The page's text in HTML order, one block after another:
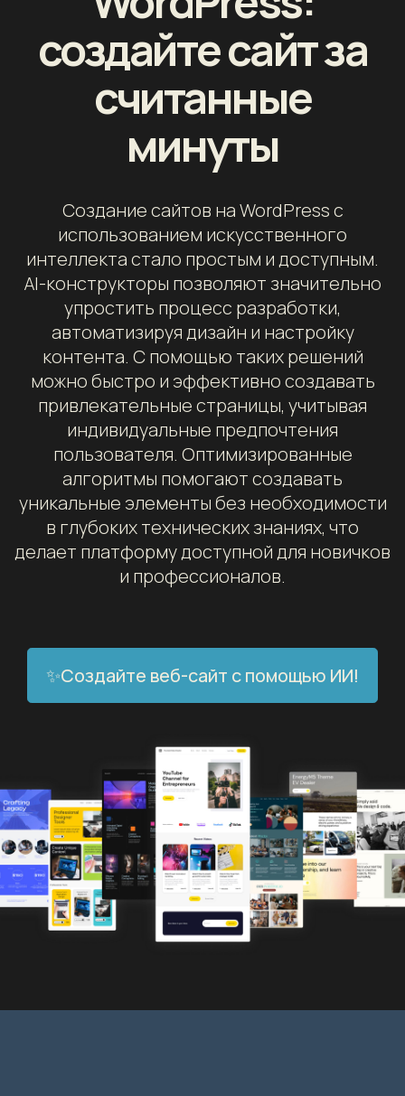
создайте сайт за
считанные
минуты
Создание сайтов на WordPress с
использованием искусственного
интеллекта стало простым и доступным.
AI-конструкторы позволяют значительно
упростить процесс разработки,
автоматизируя дизайн и настройку
контента. С помощью таких решений
можно быстро и эффективно создавать
привлекательные страницы, учитывая
индивидуальные предпочтения
пользователя. Оптимизированные
алгоритмы помогают создавать
уникальные элементы без необходимости
в глубоких технических знаниях, что
делает платформу доступной для новичков
и профессионалов.
✨Создайте веб-сайт с помощью ИИ!